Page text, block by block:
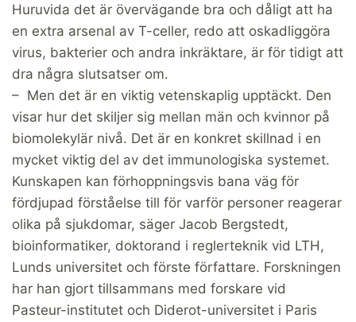
Huruvida det är övervägande bra och dåligt att ha
en extra arsenal av T-celler, redo att oskadliggöra
virus, bakterier och andra inkräktare, är för tidigt att
dra några slutsatser om.
– Men det är en viktig vetenskaplig upptäckt. Den
visar hur det skiljer sig mellan män och kvinnor på
biomolekylär nivå. Det är en konkret skillnad i en
mycket viktig del av det immunologiska systemet.
Kunskapen kan förhoppningsvis bana väg för
fördjupad förståelse till för varför personer reagerar
olika på sjukdomar, säger Jacob Bergstedt,
bioinformatiker, doktorand i reglerteknik vid LTH,
Lunds universitet och förste författare. Forskningen
har han gjort tillsammans med forskare vid
Pasteur-institutet och Diderot-universitet i Paris